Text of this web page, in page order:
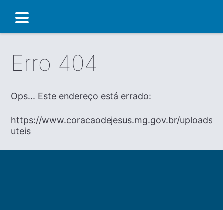
Erro 404
Ops... Este endereço está errado:
https://www.coracaodejesus.mg.gov.br/uploads/
uteis